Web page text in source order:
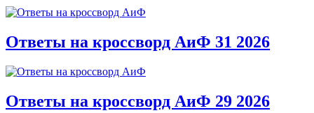
Ответы на кроссворд АиФ 31 2026
Ответы на кроссворд АиФ 29 2026